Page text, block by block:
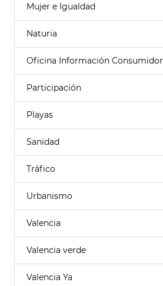
Mujer e Igualdad
Naturia
Oficina Información Consumidor
Participación
Playas
Sanidad
Tráfico
Urbanismo
Valencia
Valencia verde
Valencia Ya